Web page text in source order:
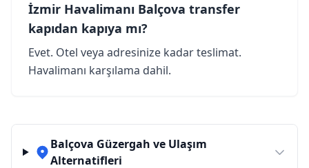
İzmir Havalimanı Balçova transfer
kapıdan kapıya mı?
Evet. Otel veya adresinize kadar teslimat.
Havalimanı karşılama dahil.
Balçova Güzergah ve Ulaşım
Alternatifleri